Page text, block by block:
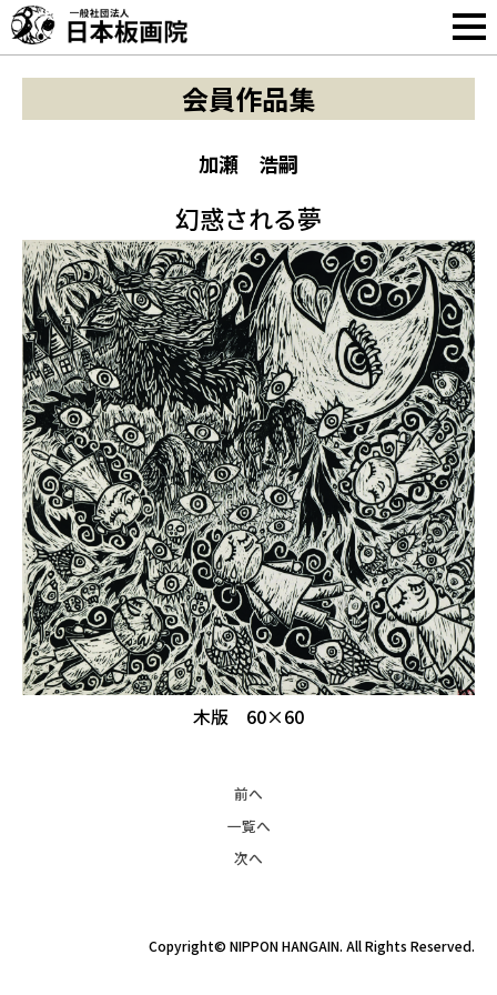
会員作品集
加瀬 浩嗣
幻惑される夢
木版 60×60
前へ
一覧へ
次へ
Copyright© NIPPON HANGAIN. All Rights Reserved.